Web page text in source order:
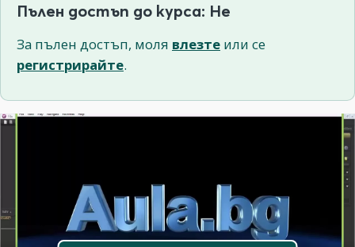
Пълен достъп до курса: Не
За пълен достъп, моля влезте или се
регистрирайте.